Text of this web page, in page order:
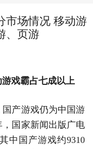
市场情况 移动游
、页游
戏霸占七成以上
国产游戏仍为中国游
，国家新闻出版广电
中国产游戏约9310